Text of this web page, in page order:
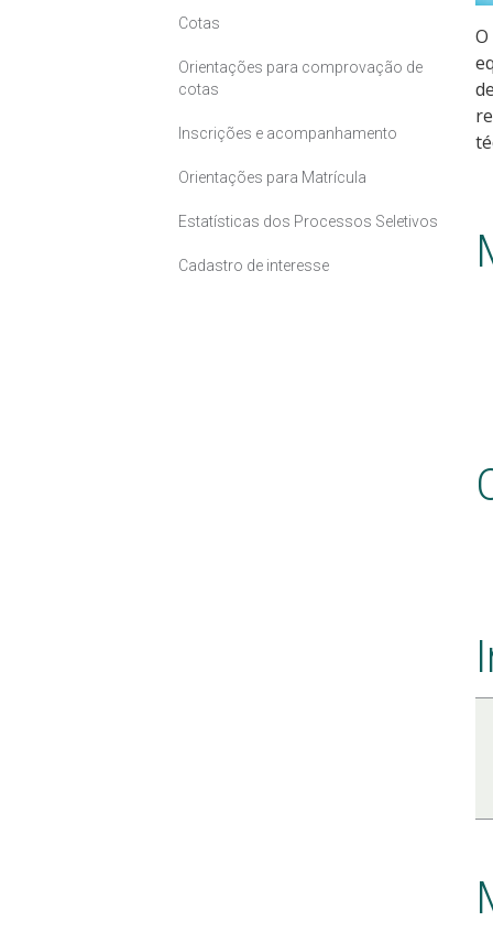
Cotas
Orientações para comprovação de
cotas
Inscrições e acompanhamento
Orientações para Matrícula
Estatísticas dos Processos Seletivos
Cadastro de interesse